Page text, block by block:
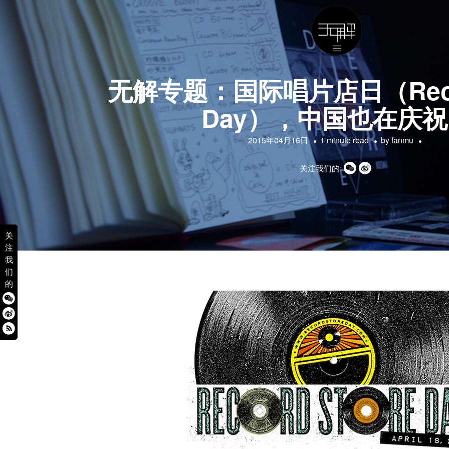
关
注
我
们
的
无解专题：国际唱片店日（
Day），中国也在庆祝
2015年04月16日 1 minute read byfanmu
关注我们的: